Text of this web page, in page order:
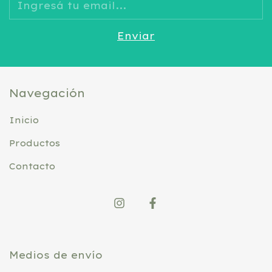
Navegación
Inicio
Productos
Contacto
Medios de envío